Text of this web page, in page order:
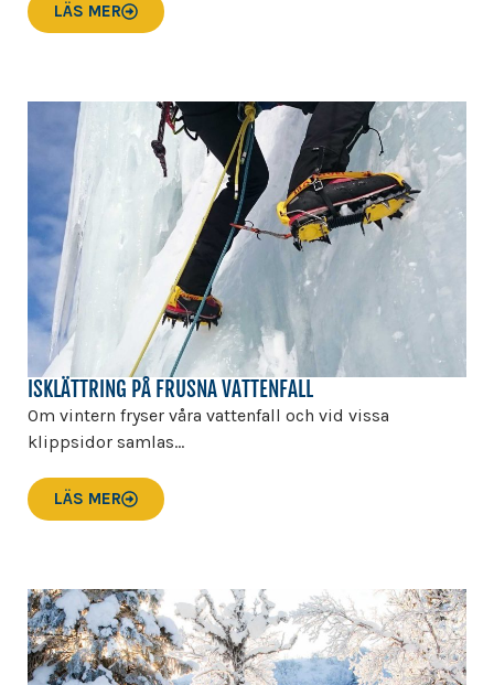
LÄS MER
ISKLÄTTRING PÅ FRUSNA VATTENFALL
Om vintern fryser våra vattenfall och vid vissa
klippsidor samlas...
LÄS MER